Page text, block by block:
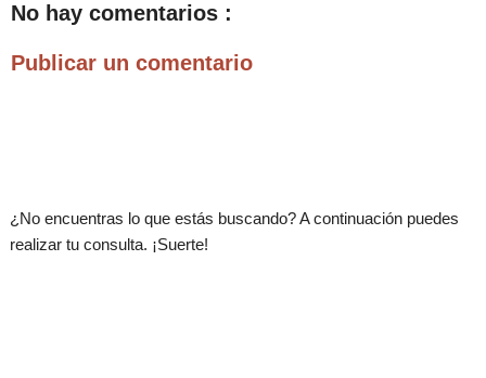
No hay comentarios :
Publicar un comentario
¿No encuentras lo que estás buscando? A continuación puedes
realizar tu consulta. ¡Suerte!